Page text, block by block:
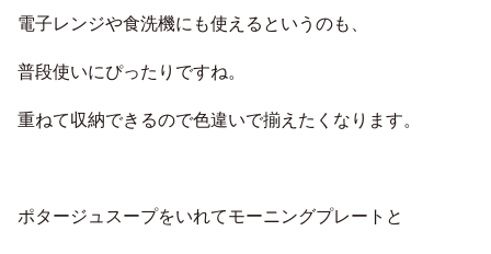
電子レンジや食洗機にも使えるというのも、
普段使いにぴったりですね。
重ねて収納できるので色違いで揃えたくなります。
ポタージュスープをいれてモーニングプレートと